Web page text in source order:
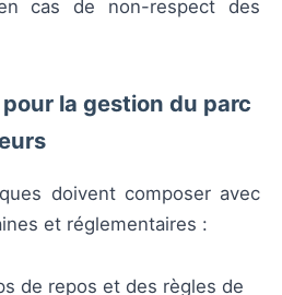
cas de non-respect des
la gestion du parc
doivent composer avec
et réglementaires :
de repos et des règles de